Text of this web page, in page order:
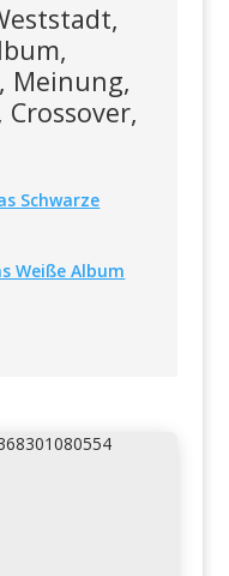
Meinung,
Schwarze
Weiße Album